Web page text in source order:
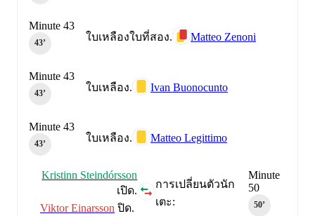
ใบเหลืองใบที่สอง. Matteo Zenoni
Minute 43
43‎’‎
ใบเหลือง. Ivan Buonocunto
Minute 43
43‎’‎
ใบเหลือง. Matteo Legittimo
Minute 43
43‎’‎
Minute
50
50‎’‎
การเปลี่ยนตัวนัก
เตะ:
Kristinn Steindórsson
เปิด.
Viktor Einarsson ปิด.